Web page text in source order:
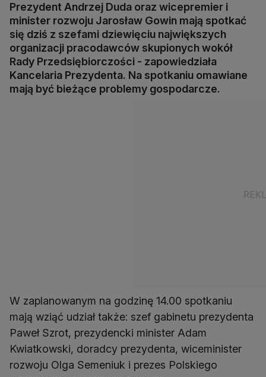
Prezydent Andrzej Duda oraz wicepremier i
minister rozwoju Jarosław Gowin mają spotkać
się dziś z szefami dziewięciu największych
organizacji pracodawców skupionych wokół
Rady Przedsiębiorczości - zapowiedziała
Kancelaria Prezydenta. Na spotkaniu omawiane
mają być bieżące problemy gospodarcze.
W zaplanowanym na godzinę 14.00 spotkaniu
mają wziąć udział także: szef gabinetu prezydenta
Paweł Szrot, prezydencki minister Adam
Kwiatkowski, doradcy prezydenta, wiceminister
rozwoju Olga Semeniuk i prezes Polskiego